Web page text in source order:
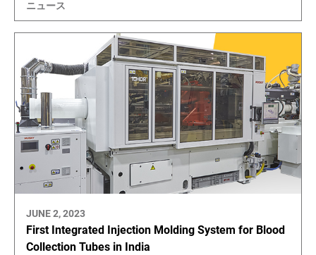
ニュース
JUNE 2, 2023
First Integrated Injection Molding System for Blood
Collection Tubes in India